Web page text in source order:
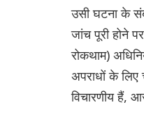
उसी घटना के
जांच पूरी होने
रोकथाम)
अपराधों के लिए
विचारणीय हैं,